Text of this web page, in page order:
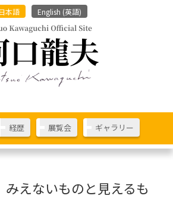
English (英語)
本語
経歴 展覧会 ギャラリー
えないものと見えるも